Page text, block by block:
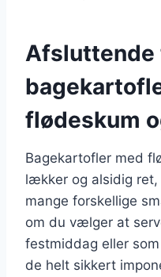
Afsluttende
flødeskum
Bagekartofler med
lækker og alsidig
mange forskellige
om du vælger at
festmiddag eller
de helt sikkert